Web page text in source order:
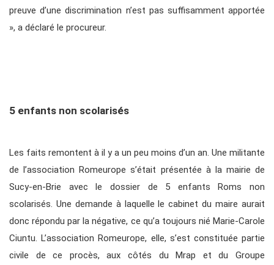
preuve d’une discrimination n’est pas suffisamment apportée
», a déclaré le procureur.
5 enfants non scolarisés
Les faits remontent à il y a un peu moins d’un an. Une militante
de l’association Romeurope s’était présentée à la mairie de
Sucy-en-Brie avec le dossier de 5 enfants Roms non
scolarisés. Une demande à laquelle le cabinet du maire aurait
donc répondu par la négative, ce qu’a toujours nié Marie-Carole
Ciuntu. L’association Romeurope, elle, s’est constituée partie
civile de ce procès, aux côtés du Mrap et du Groupe